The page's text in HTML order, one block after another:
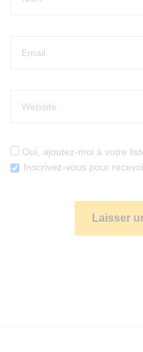
Oui, ajoutez-moi à votre
Inscrivez-vous pour